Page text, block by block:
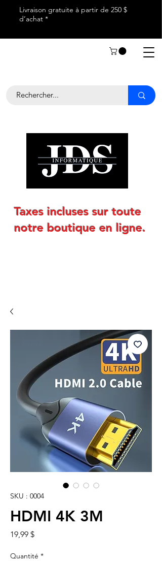
Livraison gratuite à partir de 250 $
d’achat *
Taxes incluses sur toute
notre boutique en ligne.
SKU : 0004
HDMI 4K 3M
19,99 $Prix
Quantité *